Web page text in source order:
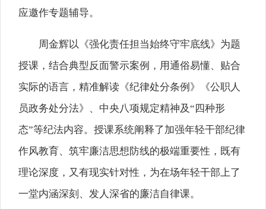
应邀作专题辅导。
周金辉以《强化责任担当始终守牢底线》为题
授课，结合典型反面警示案例，用通俗易懂、贴合
实际的语言，精准解读《纪律处分条例》《公职人
员政务处分法》、中央八项规定精神及“四种形
态”等纪法内容。授课系统阐释了加强年轻干部纪律
作风教育、筑牢廉洁思想防线的极端重要性，既有
理论深度，又有现实针对性，为在场年轻干部上了
一堂内涵深刻、发人深省的廉洁自律课。